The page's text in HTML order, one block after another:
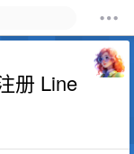
册 Line